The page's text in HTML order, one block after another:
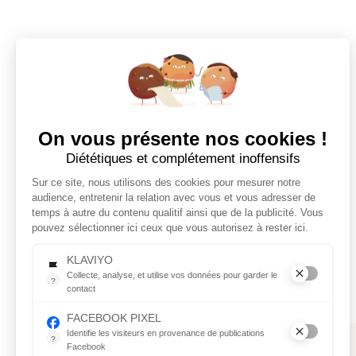
On vous présente nos cookies !
Diététiques et complétement inoffensifs
Sur ce site, nous utilisons des cookies pour mesurer notre
audience, entretenir la relation avec vous et vous adresser de
temps à autre du contenu qualitif ainsi que de la publicité. Vous
pouvez sélectionner ici ceux que vous autorisez à rester ici.
?
KLAVIYO
Collecte, analyse, et utilise vos données pour garder le
contact
?
FACEBOOK PIXEL
Identifie les visiteurs en provenance de publications
Facebook